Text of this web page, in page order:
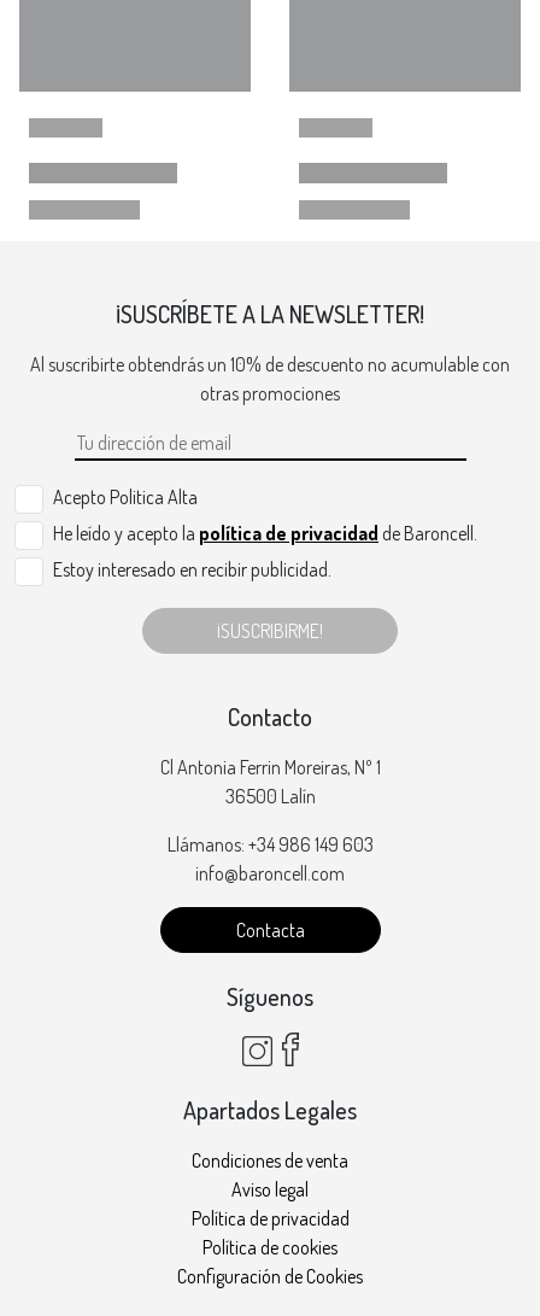
¡SUSCRÍBETE A LA NEWSLETTER!
Al suscribirte obtendrás un 10% de descuento no acumulable con
otras promociones
Acepto Politica Alta
He leído y acepto la política de privacidad de Baroncell.
Estoy interesado en recibir publicidad.
¡SUSCRIBIRME!
Contacto
Cl Antonia Ferrin Moreiras, Nº 1
36500 Lalín
Llámanos: +34 986 149 603
info@baroncell.com
Contacta
Síguenos
Apartados Legales
Condiciones de venta
Aviso legal
Política de privacidad
Política de cookies
Configuración de Cookies